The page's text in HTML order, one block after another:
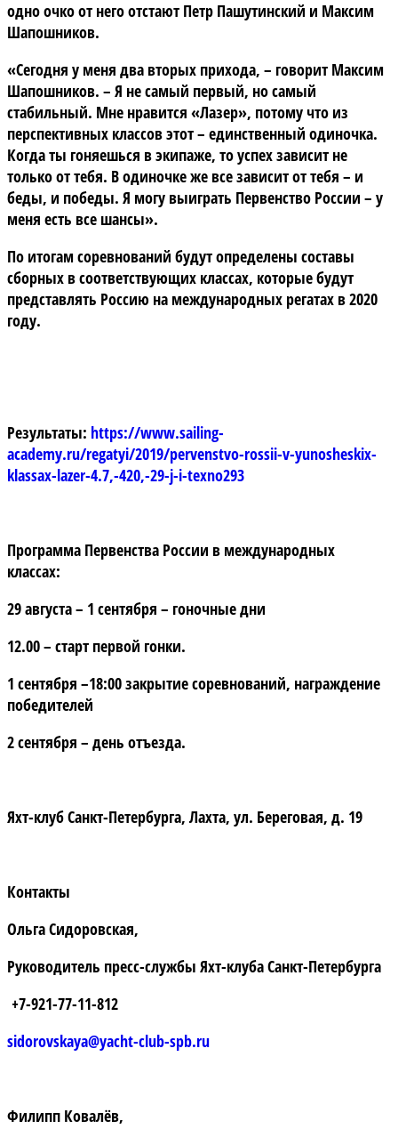
одно очко от него отстают Петр Пашутинский и Максим
Шапошников.
«Сегодня у меня два вторых прихода, – говорит Максим
Шапошников. – Я не самый первый, но самый
стабильный. Мне нравится «Лазер», потому что из
перспективных классов этот – единственный одиночка.
Когда ты гоняешься в экипаже, то успех зависит не
только от тебя. В одиночке же все зависит от тебя – и
беды, и победы. Я могу выиграть Первенство России – у
меня есть все шансы».
По итогам соревнований будут определены составы
сборных в соответствующих классах, которые будут
представлять Россию на международных регатах в 2020
году.
Результаты: https://www.sailing-
academy.ru/regatyi/2019/pervenstvo-rossii-v-yunosheskix-
klassax-lazer-4.7,-420,-29-j-i-texno293
Программа Первенства России в международных
классах:
29 августа – 1 сентября – гоночные дни
12.00 – старт первой гонки.
1 сентября –18:00 закрытие соревнований, награждение
победителей
2 сентября – день отъезда.
Яхт-клуб Санкт-Петербурга, Лахта, ул. Береговая, д. 19
Контакты
Ольга Сидоровская,
Руководитель пресс-службы Яхт-клуба Санкт-Петербурга
+7-921-77-11-812
sidorovskaya@yacht-club-spb.ru
Филипп Ковалёв,